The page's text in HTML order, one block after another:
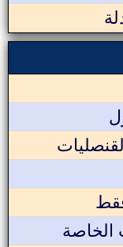
الخاصة